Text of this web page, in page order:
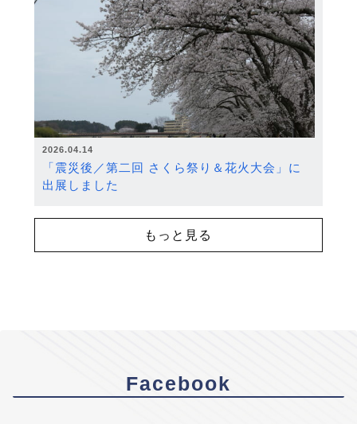
2026.04.14
「震災後／第二回 さくら祭り＆花火大会」に
出展しました
もっと見る
Facebook